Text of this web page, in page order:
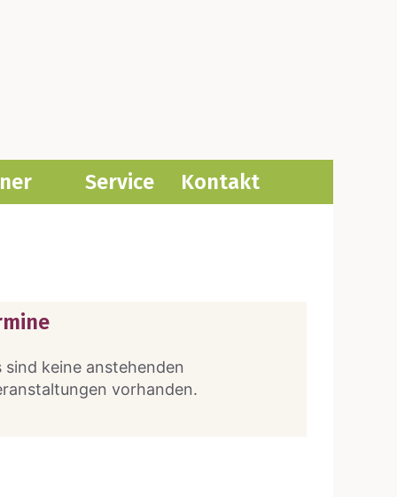
Ser­vice Kon­takt
sind keine anstehenden
vorhanden.